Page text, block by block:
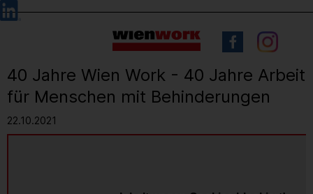
Barrierefreie
Bedienung
Sprachauswahl
40 Jahre Wien Work - 40 Jahre Arbeit
für Menschen mit Behinderungen
22.10.2021